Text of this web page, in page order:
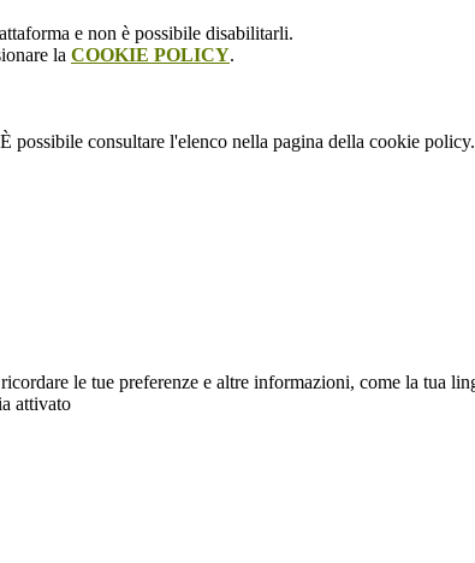
e non è possibile disabilitarli.
la COOKIE POLICY.
possibile consultare l'elenco nella pagina della cookie policy.
le tue preferenze e altre informazioni, come la tua
attivato